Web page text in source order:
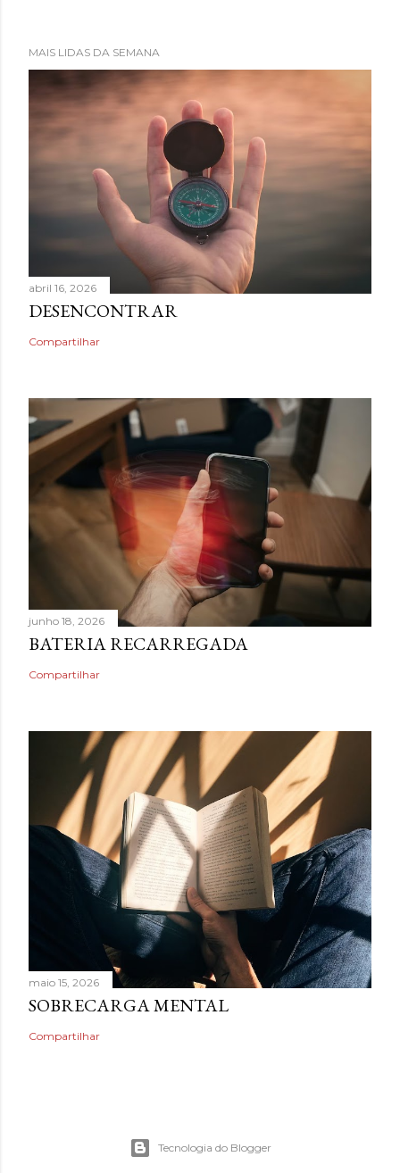
MAIS LIDAS DA SEMANA
abril 16, 2026
DESENCONTRAR
Compartilhar
junho 18, 2026
BATERIA RECARREGADA
Compartilhar
maio 15, 2026
SOBRECARGA MENTAL
Compartilhar
Tecnologia do Blogger